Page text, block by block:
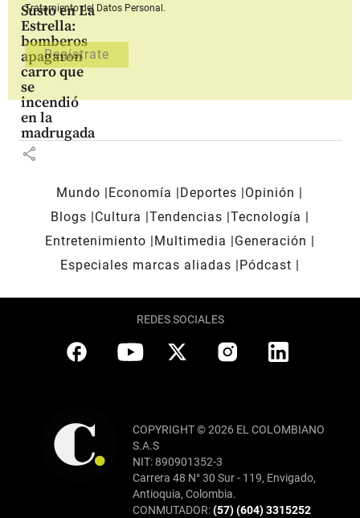
Susto en La
Estrella:
bomberos
apagaron
carro que
se
incendió
en la
madrugada
share
Tratamiento del Datos Personal.
Mundo Economía Deportes
Opinión
Blogs
Cultura Tendencias Tecnología
Entretenimiento
Multimedia
Generación
Especiales marcas aliadas
Pódcast
REDES SOCIALES
COPYRIGHT © 2026 EL COLOMBIANO
S.A.S
NIT: 890901352-3
Carrera 48 N° 30 Sur - 119, Envigado,
Antioquia, Colombia.
CONMUTADOR:(57) (604) 3315252